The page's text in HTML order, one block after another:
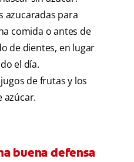
azucaradas para
comida o antes de
de dientes, en lugar
el día.
de frutas y los
azúcar.
buena defensa